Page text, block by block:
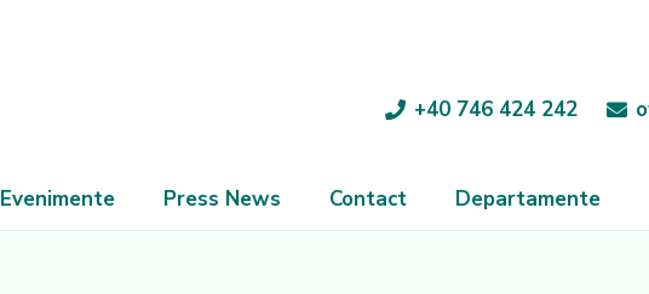
+40 746 424 242
Evenimente Press News Contact Departamente